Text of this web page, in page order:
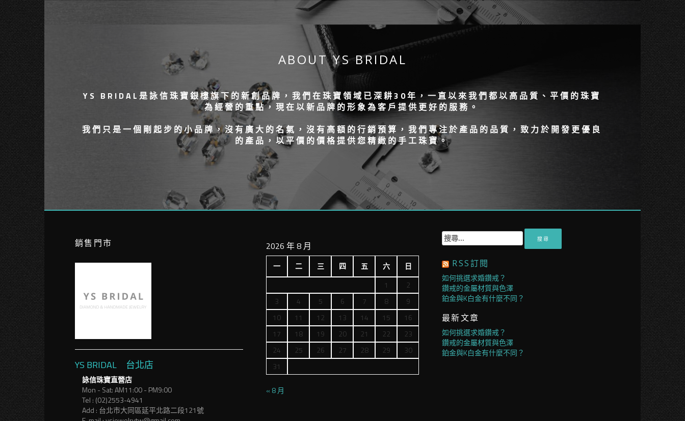
ABOUT YS BRIDAL
YS BRIDAL是詠信珠寶銀樓旗下的新創品牌，我們在珠寶領域已深耕30年，一直以來我們都以高品質、平價的珠寶
為經營的重點，現在以新品牌的形象為客戶提供更好的服務。
我們只是一個剛起步的小品牌，沒有廣大的名氣，沒有高額的行銷預算，我們專注於產品的品質，致力於開發更優良
的產品，以平價的價格提供您精緻的手工珠寶。
銷售門市
YS BRIDAL 台北店
詠信珠寶直營店
Mon - Sat: AM11:00 - PM9:00
Tel : (02)2553-4941
Add : 台北市大同區延平北路二段121號
2026 年 8 月
一 二 三 四 五 六
日
1
2
3
4 5 6 7 8
9
10
11 12 13 14 15
16
17
18 19 20 21 22
23
24
25 26 27 28 29
30
31
« 8 月
搜
尋
鍵
字:
RSS訂閱
如何挑選求婚鑽戒？
鑽戒的金屬材質與色澤
鉑金與K白金有什麼不同？
最新文章
如何挑選求婚鑽戒？
鑽戒的金屬材質與色澤
鉑金與K白金有什麼不同？